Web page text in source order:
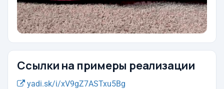
Ссылки на примеры реализации
yadi.sk/i/xV9gZ7ASTxu5Bg